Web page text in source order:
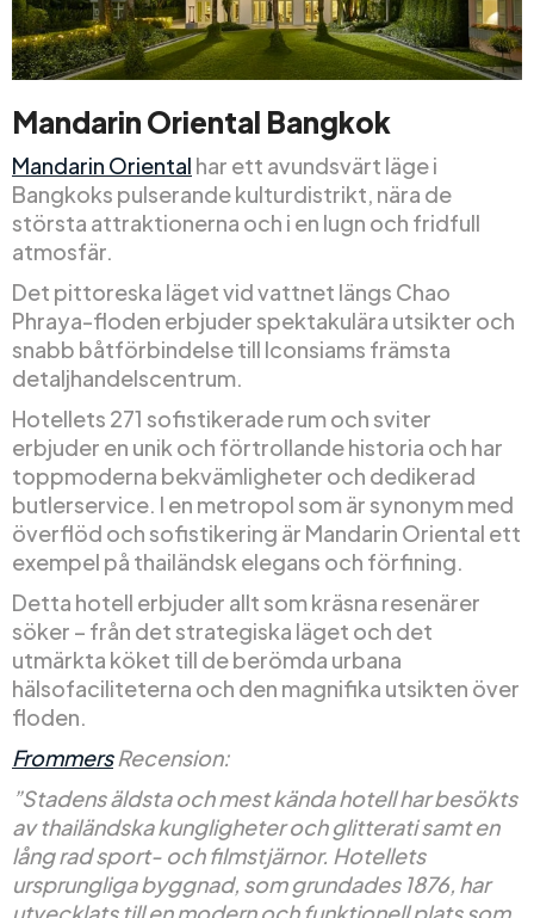
Mandarin Oriental Bangkok
Mandarin Oriental har ett avundsvärt läge i
Bangkoks pulserande kulturdistrikt, nära de
största attraktionerna och i en lugn och fridfull
atmosfär.
Det pittoreska läget vid vattnet längs Chao
Phraya-floden erbjuder spektakulära utsikter och
snabb båtförbindelse till Iconsiams främsta
detaljhandelscentrum.
Hotellets 271 sofistikerade rum och sviter
erbjuder en unik och förtrollande historia och har
toppmoderna bekvämligheter och dedikerad
butlerservice. I en metropol som är synonym med
överflöd och sofistikering är Mandarin Oriental ett
exempel på thailändsk elegans och förfining.
Detta hotell erbjuder allt som kräsna resenärer
söker – från det strategiska läget och det
utmärkta köket till de berömda urbana
hälsofaciliteterna och den magnifika utsikten över
floden.
Frommers Recension:
”Stadens äldsta och mest kända hotell har besökts
av thailändska kungligheter och glitterati samt en
lång rad sport- och filmstjärnor. Hotellets
ursprungliga byggnad, som grundades 1876, har